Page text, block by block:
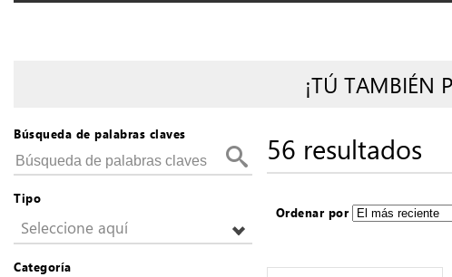
¡TÚ TAMBIÉN
Búsqueda de palabras claves
Tipo
Seleccione aquí
Categoría
56 resultados
Ordenar por